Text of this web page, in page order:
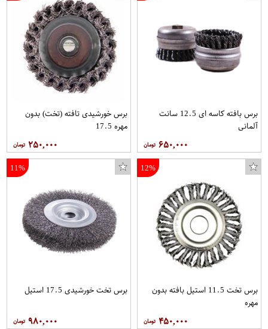
برس بافته کاسه ای 12.5 سانت
آلمانی
۶۵۰,۰۰۰
برس خورشیدی تافته (تخت) بدون
مهره 17.5
۲۵۰,۰۰۰
12%
برس تخت 11.5 استیل بافته بدون
مهره
۴۵۰,۰۰۰
11%
برس تخت خورشیدی 17.5 استیل
۹۸۰,۰۰۰